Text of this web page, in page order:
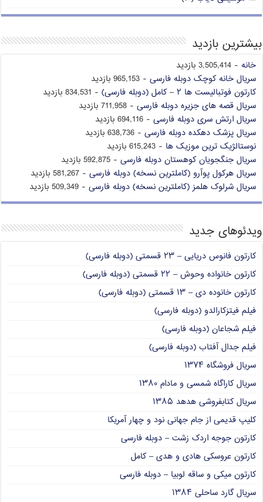
بیشترین بازدید
خانه - 3,505,414 بازدید
سریال خانه کوچک دوبله فارسی - 965,153 بازدید
کارتون فوتبالیست ها ۲ – کامل (دوبله فارسی)
- 834,531 بازدید
سریال قصه های جزیره دوبله فارسی - 711,958 بازدید
سریال ارتش سری دوبله فارسی - 694,116 بازدید
سریال پزشک دهکده دوبله فارسی - 638,736 بازدید
نوستالژیک ترین موزیک ها - 615,243 بازدید
سریال جنگجویان کوهستان دوبله فارسی - 592,875 بازدید
سریال هرکول پوآرو (کاملترین نسخه) دوبله فارسی - 581,267 بازدید
سریال شرلوک هلمز (کاملترین نسخه) دوبله فارسی - 509,349 بازدید
ویدئوهای جدید
کارتون فانوس دریایی – ۲۳ قسمتی (دوبله فارسی)
کارتون خانواده وحوش – ۲۲ قسمتی (دوبله فارسی)
کارتون خانوده دی – ۱۳ قسمتی (دوبله فارسی)
فیلم فیتزکارالدو (دوبله فارسی)
فیلم شجاعان (دوبله فارسی)
فیلم جدال آفتاب (دوبله فارسی)
سریال فروشگاه ۱۳۷۴
سریال کاراگاه شمسی و مادام ۱۳۸۰
سریال کتابفروشی هدهد ۱۳۸۵
کلیپ قدیمی از جام جهانی نود و چهار آمریکا
کارتون جوجه اردک زشت – دوبله فارسی
کارتون عروسکی هادی و هدی – کامل
کارتون میکی و ساقه لوبیا – دوبله فارسی
سریال گارد ساحلی ۱۳۸۴